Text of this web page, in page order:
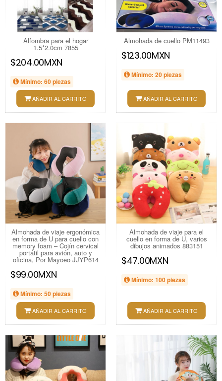
Alfombra para el hogar
1.5*2.0cm 7855
$204.00MXN
Mínimo: 60 piezas
AÑADIR AL CARRITO
Almohada de cuello PM11493
$123.00MXN
Mínimo: 20 piezas
AÑADIR AL CARRITO
Almohada de viaje ergonómica
en forma de U para cuello con
memory foam – Cojín cervical
portátil para avión, auto y
oficina, Por Mayoeo JJYP614
$99.00MXN
Mínimo: 50 piezas
AÑADIR AL CARRITO
Almohada de viaje para el
cuello en forma de U, varios
dibujos animados 883151
$47.00MXN
Mínimo: 100 piezas
AÑADIR AL CARRITO